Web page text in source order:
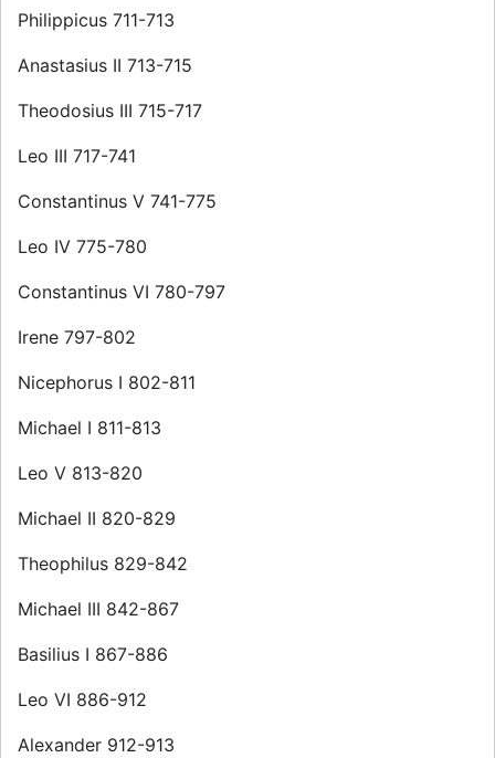
Philippicus 711-713
Anastasius II 713-715
Theodosius III 715-717
Leo III 717-741
Constantinus V 741-775
Leo IV 775-780
Constantinus VI 780-797
Irene 797-802
Nicephorus I 802-811
Michael I 811-813
Leo V 813-820
Michael II 820-829
Theophilus 829-842
Michael III 842-867
Basilius I 867-886
Leo VI 886-912
Alexander 912-913